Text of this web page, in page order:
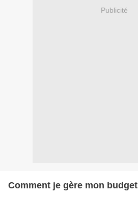
Publicité
Comment je gère mon budget